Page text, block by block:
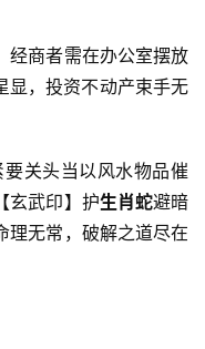
经商者需在办公室摆放
显，投资不动产束手无
关头当以风水物品催
玄武印】护生肖蛇避暗
理无常，破解之道尽在